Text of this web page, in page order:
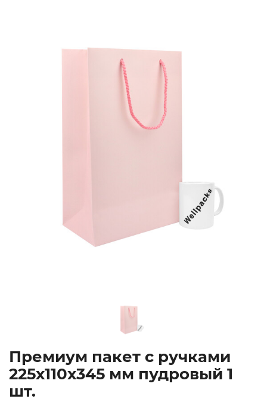
Премиум пакет с ручками
225х110х345 мм пудровый 1
шт.